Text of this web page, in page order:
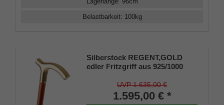
Lagerlänge: 96cm
Belastbarkeit: 100kg
Silberstock REGENT,GOLD
edler Fritzgriff aus 925/1000
mit Gravurplatten, Stock aus
echtem Kirschbaumholz,
Gummipuffer
UVP 1.635,00 €
1.595,00 € *